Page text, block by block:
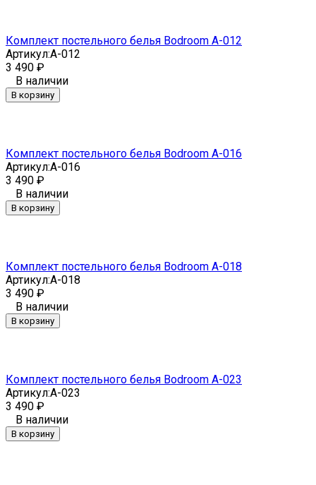
Комплект постельного белья Bodroom A-012
Артикул:A-012
3 490 ₽
В наличии
В корзину
Комплект постельного белья Bodroom A-016
Артикул:A-016
3 490 ₽
В наличии
В корзину
Комплект постельного белья Bodroom A-018
Артикул:A-018
3 490 ₽
В наличии
В корзину
Комплект постельного белья Bodroom A-023
Артикул:A-023
3 490 ₽
В наличии
В корзину